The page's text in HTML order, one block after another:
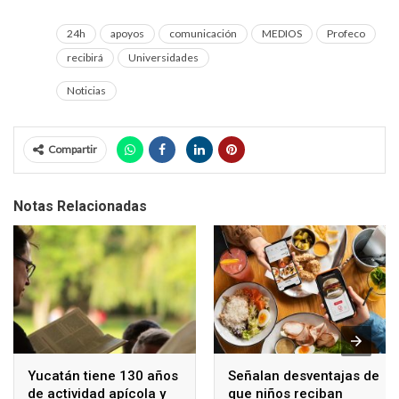
24h apoyos comunicación MEDIOS
Profeco
recibirá
Universidades
Noticias
Compartir
Notas Relacionadas
Yucatán tiene 130 años
de actividad apícola y
Señalan desventajas de
que niños reciban